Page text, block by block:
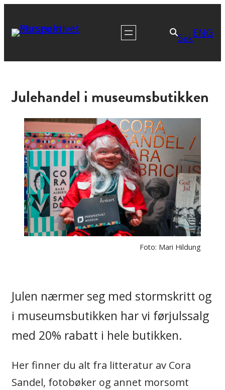
SøkENG
Julehandel i museumsbutikken
Foto: Mari Hildung
Julen nærmer seg med stormskritt og
i museumsbutikken har vi førjulssalg
med 20% rabatt i hele butikken.
Her finner du alt fra litteratur av Cora
Sandel, fotobøker og annet morsomt